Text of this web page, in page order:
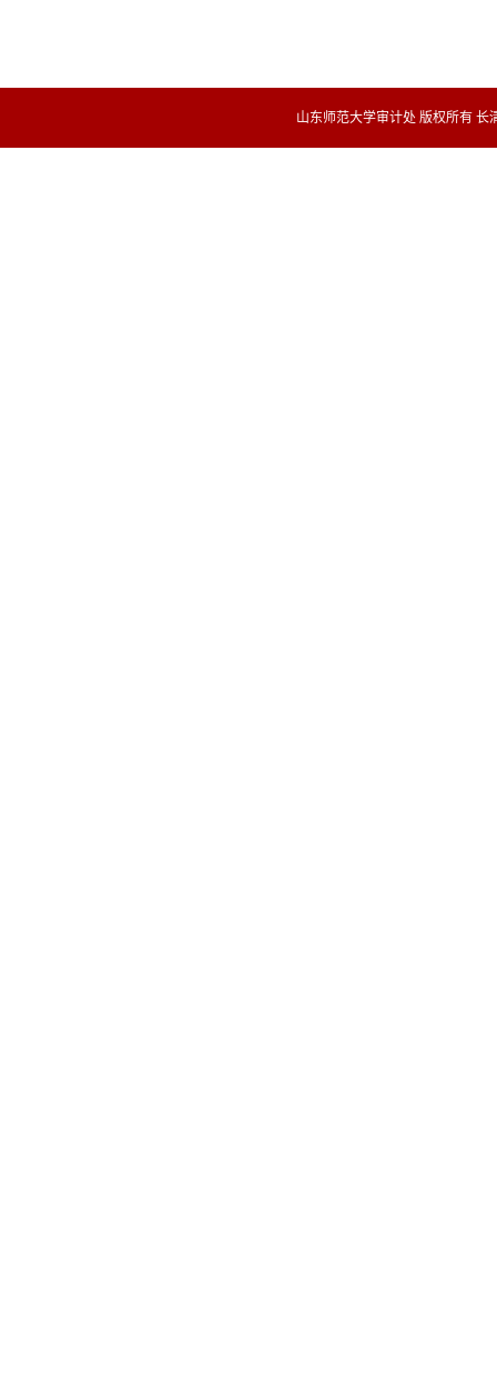
山东师范大学审计处 版权所有 长